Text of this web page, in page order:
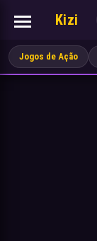
Kizi
Jogos de Ação